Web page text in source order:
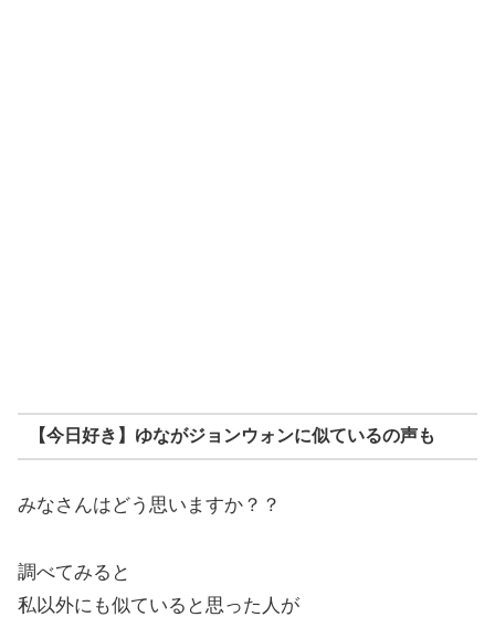
【今日好き】ゆながジョンウォンに似ているの声も
みなさんはどう思いますか？？
調べてみると
私以外にも似ていると思った人が